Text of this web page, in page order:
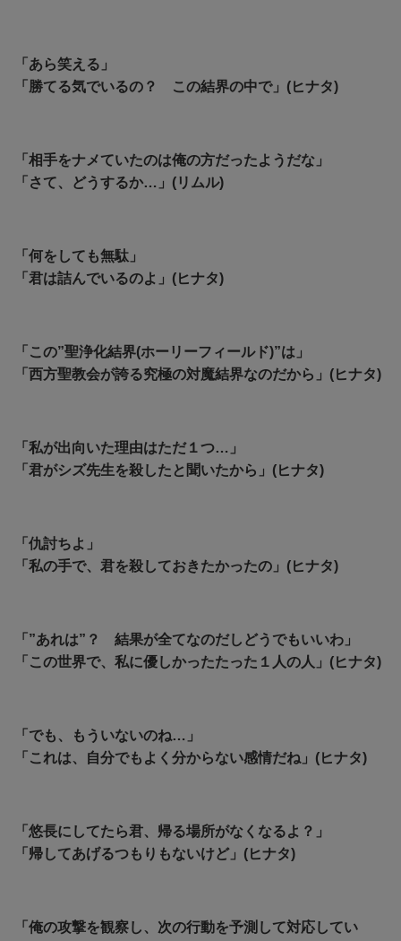
「あら笑える」
「勝てる気でいるの？ この結界の中で」(ヒナタ)
「相手をナメていたのは俺の方だったようだな」
「さて、どうするか…」(リムル)
「何をしても無駄」
「君は詰んでいるのよ」(ヒナタ)
「 この”聖浄化結界(ホーリーフィールド)”は」
「西方聖教会が誇る究極の対魔結界なのだから」(ヒナタ)
「私が出向いた理由はただ１つ…」
「君がシズ先生を殺したと聞いたから」(ヒナタ)
「仇討ちよ」
「私の手で、君を殺しておきたかったの」(ヒナタ)
「”あれは”？ 結果が全てなのだしどうでもいいわ」
「この世界で、私に優しかったたった１人の人」(ヒナタ)
「でも、もういないのね…」
「これは、自分でもよく分からない感情だね」(ヒナタ)
「悠長にしてたら君、帰る場所がなくなるよ？」
「帰してあげるつもりもないけど」(ヒナタ)
「俺の攻撃を観察し、次の行動を予測して対応してい